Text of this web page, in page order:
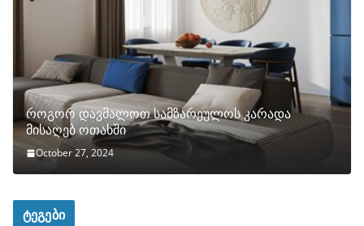
როგორ დავმალოთ სამზარეულოს კარადა
მისაღებ ოთახში
October 27, 2024
ტეგები